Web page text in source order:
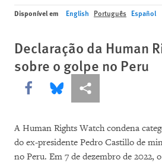
Disponível em English Português Español
Declaração da Human
sobre o golpe no Peru
Share this via Facebook
Share this via Bluesky
Share this via
A Human Rights Watch condena
do ex-presidente Pedro Castillo de
no Peru. Em 7 de dezembro de 2022,